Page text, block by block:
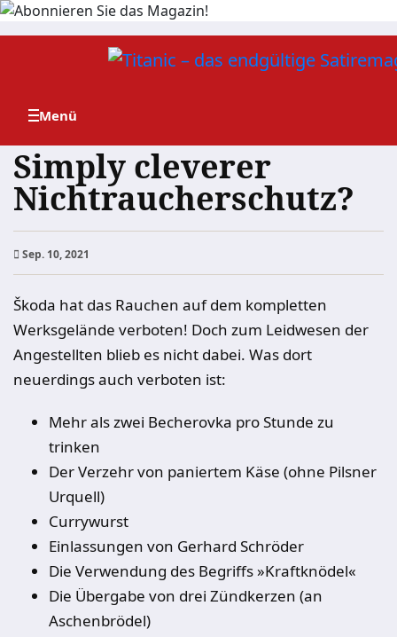
Zum
Simply cleverer
Nichtraucherschutz?
Sep. 10, 2021
Škoda hat das Rauchen auf dem kompletten
Werksgelände verboten! Doch zum Leidwesen der
Angestellten blieb es nicht dabei. Was dort
neuerdings auch verboten ist:
Mehr als zwei Becherovka pro Stunde zu
trinken
Der Verzehr von paniertem Käse (ohne Pilsner
Urquell)
Currywurst
Einlassungen von Gerhard Schröder
Die Verwendung des Begriffs »Kraftknödel«
Die Übergabe von drei Zündkerzen (an
Aschenbrödel)